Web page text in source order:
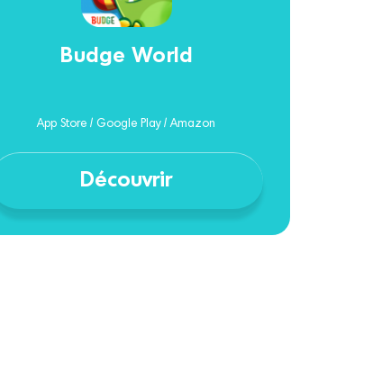
Budge World
App Store / Google Play / Amazon
Découvrir